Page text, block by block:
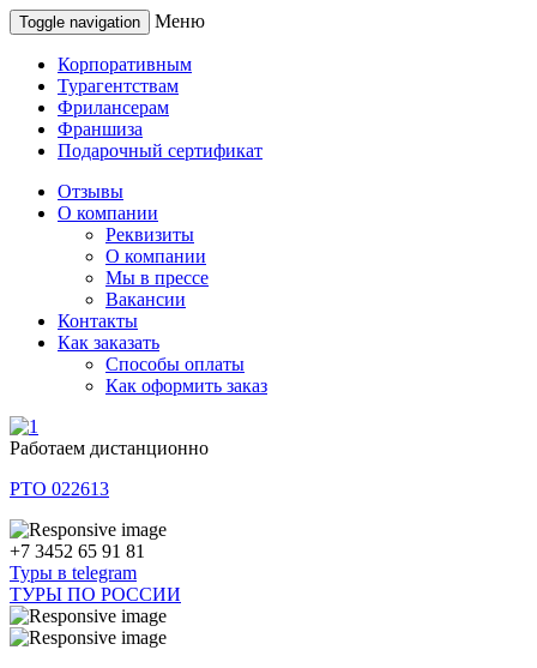
Toggle navigation Меню
Корпоративным
Турагентствам
Фрилансерам
Франшиза
Подарочный сертификат
Отзывы
О компании
Реквизиты
О компании
Мы в прессе
Вакансии
Контакты
Как заказать
Способы оплаты
Как оформить заказ
Работаем дистанционно
РТО 022613
+7 3452 65 91 81
Туры в telegram
ТУРЫ ПО РОССИИ